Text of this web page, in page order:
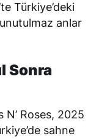
Türkiye’deki
anlar
Sonra
Roses, 2025
sahne